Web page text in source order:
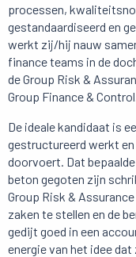
processen,
gestandaardiseerd en
werkt zij/hij nauw
finance teams in de
de Group Risk &
Group Finance & Control.
De ideale kandidaat is
gestructureerd werkt
doorvoert. Dat
beton gegoten zijn
Group Risk &
zaken te stellen en de
gedijt goed in een
energie van het idee